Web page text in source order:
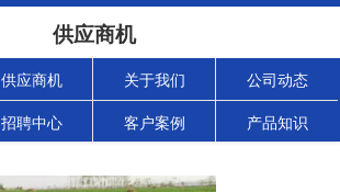
供应商机
供应商机 关于我们 公司动态
招聘中心 客户案例 产品知识